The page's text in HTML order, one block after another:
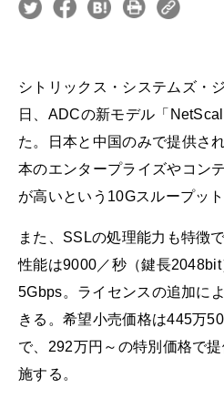
シトリックス・システムズ・
日、ADCの新モデル「
た。日本と中国のみで提供さ
本のエンタープライズやコン
が高いという10Gスループッ
また、SSLの処理能力も特徴
性能は9000／秒（鍵長
5Gbps。ライセンスの追加に
きる。希望小売価格は445万
で、292万円～の特別価格で
施する。